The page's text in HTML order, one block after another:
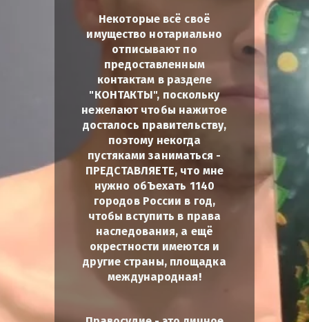
Некоторые всё своё
имущество нотариально
отписывают по
предоставленным
контактам в разделе
"КОНТАКТЫ", поскольку
нежелают чтобы нажитое
досталось правительству,
поэтому некогда
пустяками заниматься -
ПРЕДСТАВЛЯЕТЕ, что мне
нужно обЪехать 1140
городов России в год,
чтобы вступить в права
наследования, а ещё
окрестности имеются и
другие страны, площадка
международная!